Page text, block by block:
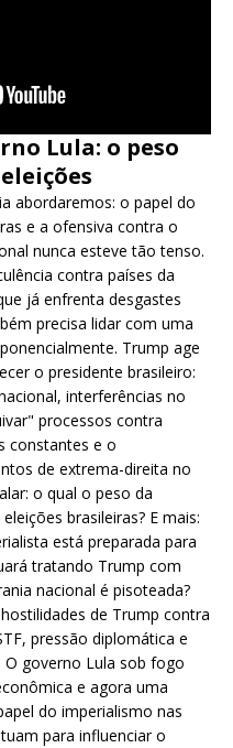
Lula: o peso
abordaremos: o papel do
e a ofensiva contra o
nunca esteve tão tenso.
contra países da
já enfrenta desgastes
precisa lidar com uma
Trump age
o presidente brasileiro:
interferências no
processos contra
constantes e o
de extrema-direita no
o qual o peso da
brasileiras? E mais:
está preparada para
tratando Trump com
nacional é pisoteada?
de Trump contra
pressão diplomática e
governo Lula sob fogo
e agora uma
do imperialismo nas
para influenciar o